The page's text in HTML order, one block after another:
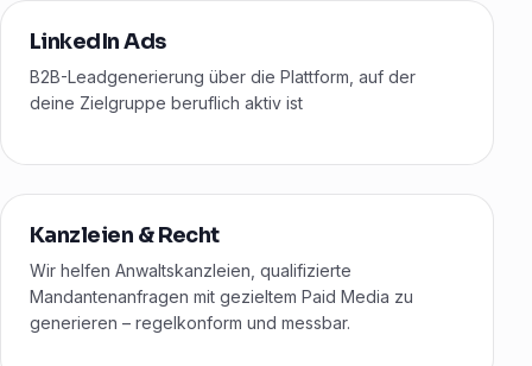
LinkedIn Ads
B2B-Leadgenerierung über die Plattform, auf der
deine Zielgruppe beruflich aktiv ist
Kanzleien & Recht
Wir helfen Anwaltskanzleien, qualifizierte
Mandantenanfragen mit gezieltem Paid Media zu
generieren – regelkonform und messbar.